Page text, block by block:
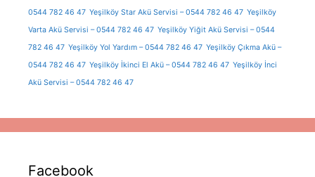
0544 782 46 47 Yeşilköy Star Akü Servisi – 0544 782 46 47 Yeşilköy
Varta Akü Servisi – 0544 782 46 47 Yeşilköy Yiğit Akü Servisi – 0544
782 46 47 Yeşilköy Yol Yardım – 0544 782 46 47 Yeşilköy Çıkma Akü –
0544 782 46 47 Yeşilköy İkinci El Akü – 0544 782 46 47 Yeşilköy İnci
Akü Servisi – 0544 782 46 47
Facebook